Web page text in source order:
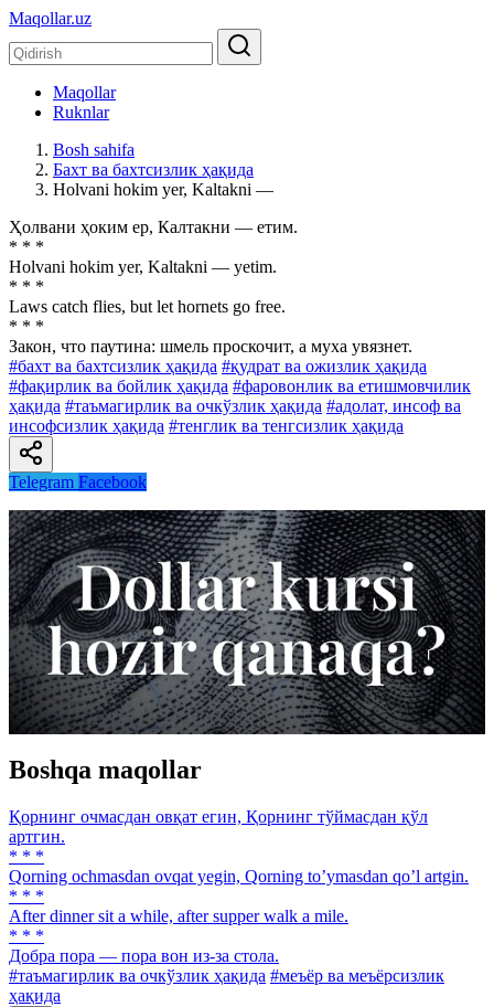
Maqollar.uz
Maqollar
Ruknlar
Bosh sahifa
Бахт ва бахтсизлик ҳақида
Holvani hokim yer, Kaltakni —
Ҳолвани ҳоким ер, Калтакни — етим.
* * *
Holvani hokim yer, Kaltakni — yetim.
* * *
Laws catch flies, but let hornets go free.
* * *
Закон, что паутина: шмель проскочит, а муха увязнет.
#бахт ва бахтсизлик ҳақида #қудрат ва ожизлик ҳақида
#фақирлик ва бойлик ҳақида #фаровонлик ва етишмовчилик
ҳақида #таъмагирлик ва очкўзлик ҳақида #адолат, инсоф ва
инсофсизлик ҳақида #тенглик ва тенгсизлик ҳақида
Telegram Facebook
Boshqa maqollar
Қорнинг очмасдан овқат егин, Қорнинг тўймасдан қўл
артгин.
* * *
Qorning ochmasdan ovqat yegin, Qorning toʼymasdan qoʼl artgin.
* * *
After dinner sit a while, after supper walk a mile.
* * *
Добра пора — пора вон из-за стола.
#таъмагирлик ва очкўзлик ҳақида #меъёр ва меъёрсизлик
ҳақида